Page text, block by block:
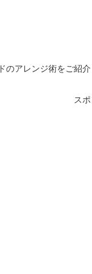
アレンジ術をご紹介
ス